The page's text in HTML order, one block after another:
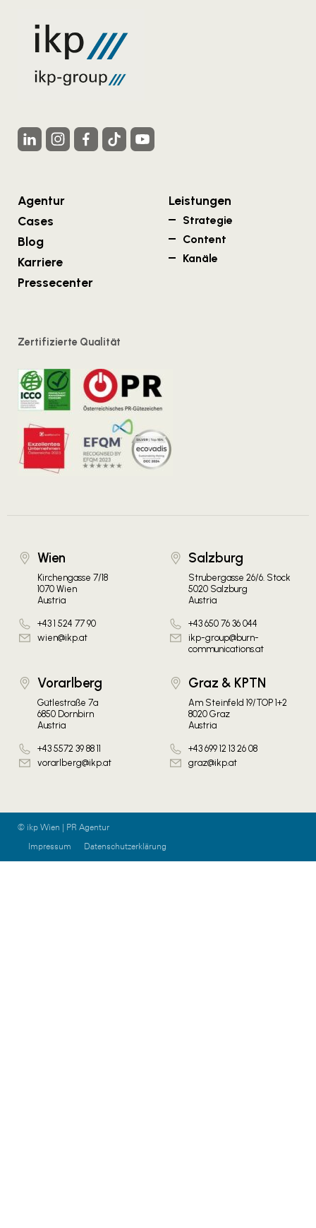
Agentur
Cases
Blog
Karriere
Pressecenter
Leistungen
Strategie
Content
Kanäle
Zertifizierte Qualität
Wien
Kirchengasse 7/18
1070 Wien
Austria
+43 1 524 77 90
wien@ikp.at
Salzburg
Strubergasse 26/6. Stock
5020 Salzburg
Austria
+43 650 76 36 044
ikp-group@burn-
communications.at
Vorarlberg
Gütlestraße 7a
6850 Dornbirn
Austria
+43 5572 39 88 11
vorarlberg@ikp.at
Graz & KPTN
Am Steinfeld 19/TOP 1+2
8020 Graz
Austria
+43 699 12 13 26 08
graz@ikp.at
© ikp Wien | PR Agentur
Impressum
Datenschutzerklärung